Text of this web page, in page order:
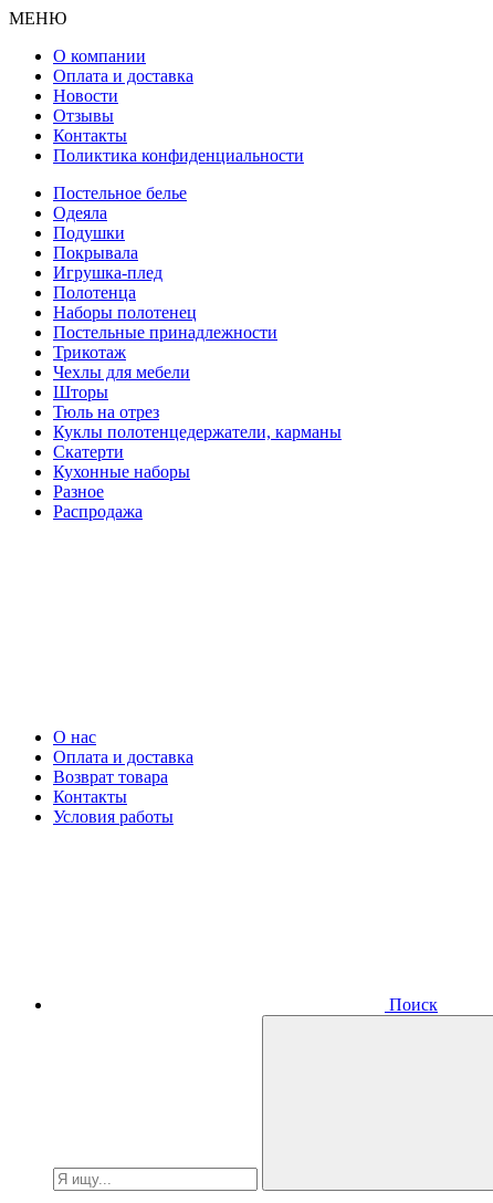
МЕНЮ
О компании
Оплата и доставка
Новости
Отзывы
Контакты
Поликтика конфиденциальности
Постельное белье
Одеяла
Подушки
Покрывала
Игрушка-плед
Полотенца
Наборы полотенец
Постельные принадлежности
Трикотаж
Чехлы для мебели
Шторы
Тюль на отрез
Куклы полотенцедержатели, карманы
Скатерти
Кухонные наборы
Разное
Распродажа
О нас
Оплата и доставка
Возврат товара
Контакты
Условия работы
Поиск